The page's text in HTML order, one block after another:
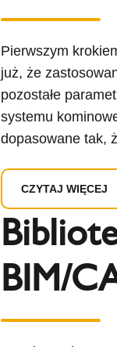
Pierwszym
już, że
pozostałe
systemu
dopasowane tak,
CZYTAJ WIĘCEJ
BIM/